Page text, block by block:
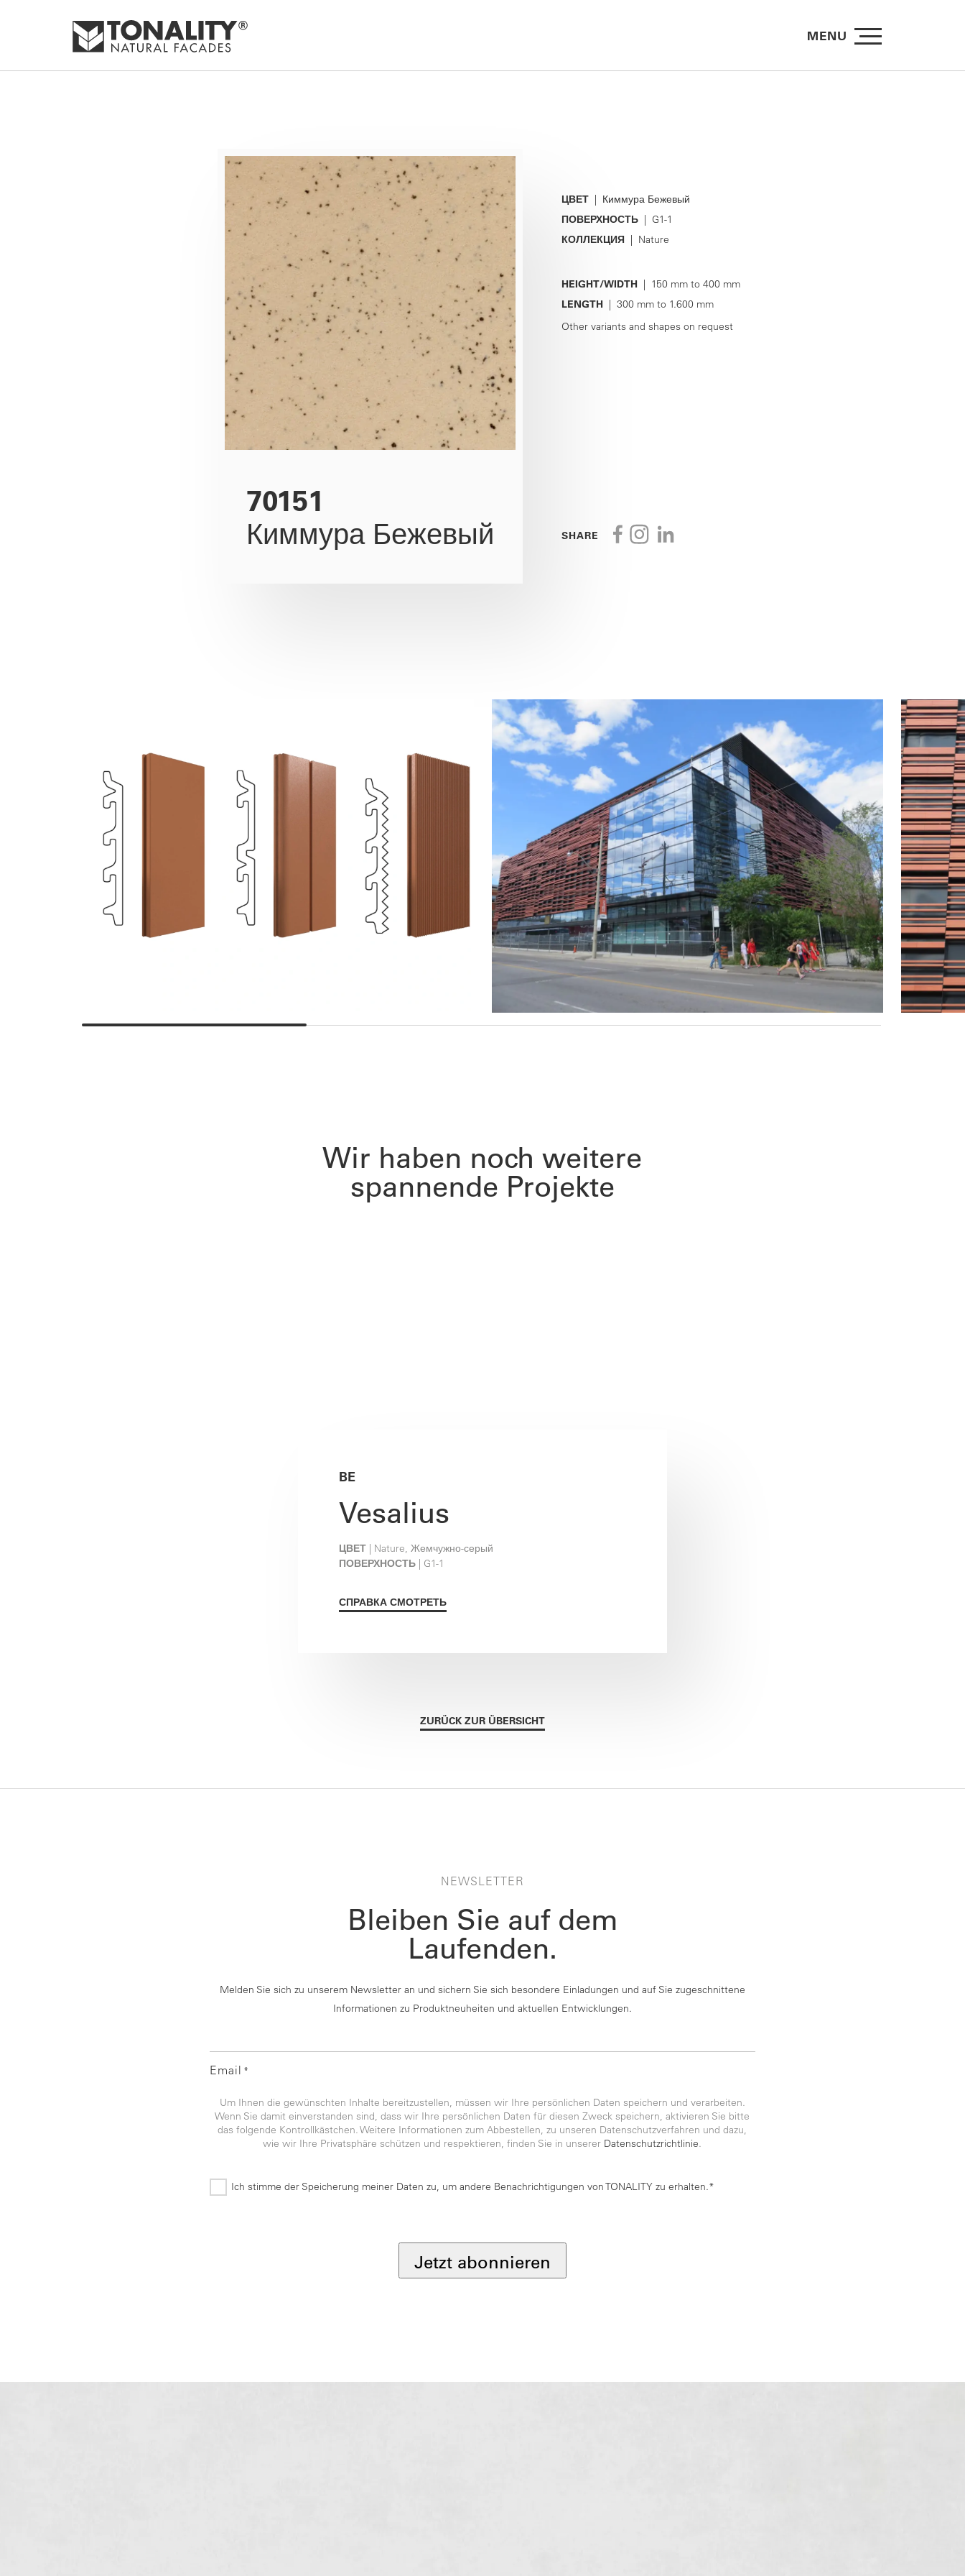
MENU
70151
Киммура Бежевый
ЦВЕТ| Киммура Бежевый
ПОВЕРХНОСТЬ| G1-1
КОЛЛЕКЦИЯ| Nature
HEIGHT/WIDTH| 150 mm to 400 mm
LENGTH| 300 mm to 1.600 mm
Other variants and shapes on request
SHARE
Wir haben noch weitere
spannende Projekte
BE
Vesalius
ЦВЕТ | Nature, Жемчужно-серый
ПОВЕРХНОСТЬ | G1-1
СПРАВКА СМОТРЕТЬ
ZURÜCK ZUR ÜBERSICHT
NEWSLETTER
Bleiben Sie auf dem
Laufenden.
Melden Sie sich zu unserem Newsletter an und sichern Sie sich besondere Einladungen und auf Sie zugeschnittene
Informationen zu Produktneuheiten und aktuellen Entwicklungen.
Email *
Um Ihnen die gewünschten Inhalte bereitzustellen, müssen wir Ihre persönlichen Daten speichern und verarbeiten.
Wenn Sie damit einverstanden sind, dass wir Ihre persönlichen Daten für diesen Zweck speichern, aktivieren Sie bitte
das folgende Kontrollkästchen. Weitere Informationen zum Abbestellen, zu unseren Datenschutzverfahren und dazu,
wie wir Ihre Privatsphäre schützen und respektieren, finden Sie in unserer Datenschutzrichtlinie.
Ich stimme der Speicherung meiner Daten zu, um andere Benachrichtigungen von TONALITY zu erhalten.*
Jetzt abonnieren